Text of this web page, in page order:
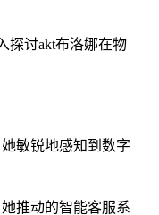
探讨akt布洛娜在物
敏锐地感知到数字
推动的智能客服系